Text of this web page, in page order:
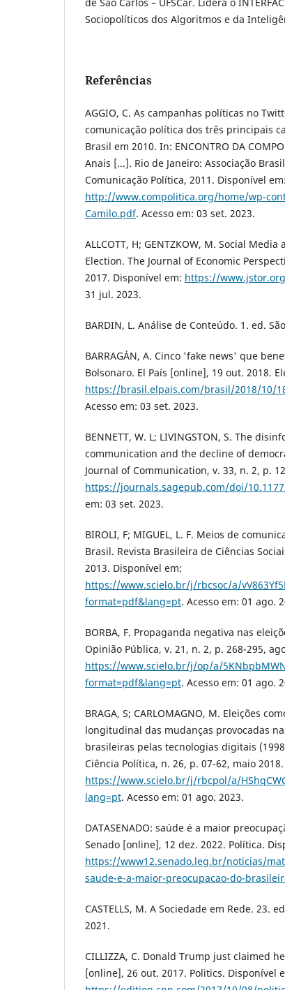
Sociopolíticos dos Algoritmos e da
Referências
AGGIO, C. As campanhas políticas no
comunicação política dos três principais
Brasil em 2010. In: ENCONTRO DA
Anais [...]. Rio de Janeiro: Associação
Comunicação Política, 2011. Disponível em:
http://www.compolitica.org/home/wp-
Camilo.pdf. Acesso em: 03 set. 2023.
ALLCOTT, H; GENTZKOW, M. Social
Election. The Journal of Economic
2017. Disponível em: https://
31 jul. 2023.
BARDIN, L. Análise de Conteúdo. 1. ed.
BARRAGÁN, A. Cinco 'fake news' que
Bolsonaro. El País [online], 19 out. 2018.
https://brasil.elpais.com/brasil/2018/10/
Acesso em: 03 set. 2023.
BENNETT, W. L; LIVINGSTON, S. The
communication and the decline of
Journal of Communication, v. 33, n. 2, p.
https://journals.sagepub.com/doi/
em: 03 set. 2023.
BIROLI, F; MIGUEL, L. F. Meios de
Brasil. Revista Brasileira de Ciências
2013. Disponível em:
https://www.scielo.br/j/rbcsoc/a/
format=pdf&lang=pt. Acesso em: 01 ago.
BORBA, F. Propaganda negativa nas
Opinião Pública, v. 21, n. 2, p. 268-295,
https://www.scielo.br/j/op/a/
format=pdf&lang=pt. Acesso em: 01 ago.
BRAGA, S; CARLOMAGNO, M. Eleições
longitudinal das mudanças provocadas
brasileiras pelas tecnologias digitais
Ciência Política, n. 26, p. 07-62, maio
https://www.scielo.br/j/rbcpol/a/
lang=pt. Acesso em: 01 ago. 2023.
DATASENADO: saúde é a maior
Senado [online], 12 dez. 2022. Política.
https://www12.senado.leg.br/noticias/
saude-e-a-maior-preocupacao-do-
CASTELLS, M. A Sociedade em Rede. 23.
2021.
CILLIZZA, C. Donald Trump just claimed
[online], 26 out. 2017. Politics. Disponível